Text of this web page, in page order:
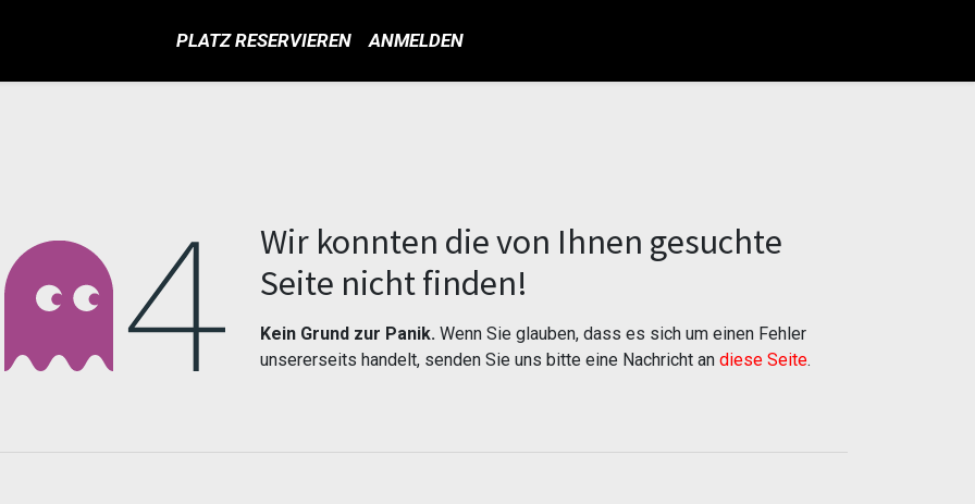
PLATZ RESERVIEREN ANMELDEN
Fehler 404
Wir konnten die von Ihnen gesuchte
Seite nicht finden!
Kein Grund zur Panik. Wenn Sie glauben, dass es sich um einen Fehler
unsererseits handelt, senden Sie uns bitte eine Nachricht an diese Seite.